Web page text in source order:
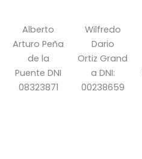
Alberto
Arturo Peña
de la
Puente DNI
08323871
Wilfredo
Dario
Ortiz Grand
a DNI:
00238659